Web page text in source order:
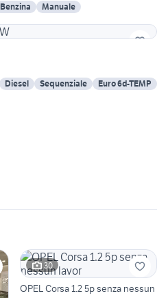
Benzina
Manuale
Diesel Sequenziale Euro 6d-TEMP
30
OPEL Corsa 1.2 5p senza nessun